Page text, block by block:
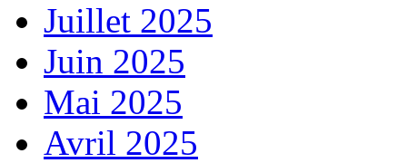
Juillet 2025
Juin 2025
Mai 2025
Avril 2025